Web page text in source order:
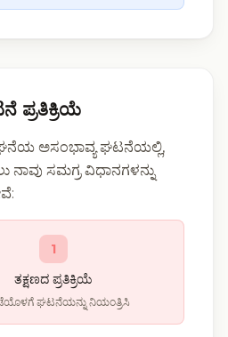
ಪ್ರತಿಕ್ರಿಯೆ
ಅಸಂಭಾವ್ಯ ಘಟನೆಯಲ್ಲಿ,
ನಾವು ಸಮಗ್ರ ವಿಧಾನಗಳನ್ನು
1
ತಕ್ಷಣದ ಪ್ರತಿಕ್ರಿಯೆ
ಘಟನೆಯನ್ನು ನಿಯಂತ್ರಿಸಿ